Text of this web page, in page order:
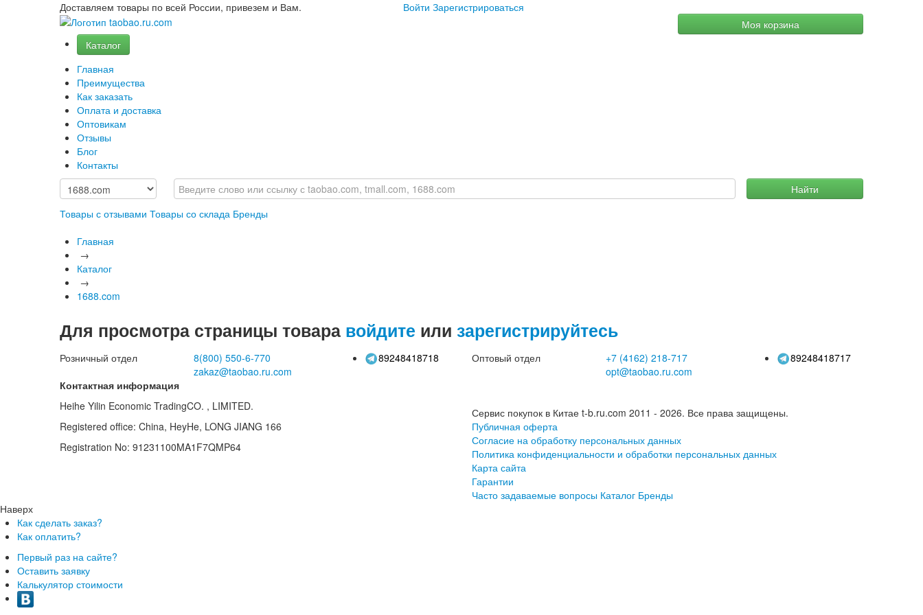
Доставляем товары по всей России, привезем и Вам. Войти Зарегистрироваться
Моя корзина
Каталог
Главная
Преимущества
Как заказать
Оплата и доставка
Оптовикам
Отзывы
Блог
Контакты
Товары с отзывами Товары со склада Бренды
Найти
Главная
→
Каталог
→
1688.com
Для просмотра страницы товара войдите или зарегистрируйтесь
Розничный отдел 8(800) 550-6-770
zakaz@taobao.ru.com
89248418718 Оптовый отдел +7 (4162) 218-717
opt@taobao.ru.com
89248418717
Контактная информация
Heihe Yilin Economic TradingCO. , LIMITED.
Registered office: China, HeyHe, LONG JIANG 166
Registration No: 91231100MA1F7QMP64
Сервис покупок в Китае t-b.ru.com 2011 - 2026. Все права защищены.
Публичная оферта
Согласие на обработку персональных данных
Политика конфиденциальности и обработки персональных данных
Карта сайта
Гарантии
Часто задаваемые вопросы Каталог Бренды
Наверх
Как сделать заказ?
Как оплатить?
Первый раз на сайте?
Оставить заявку
Калькулятор стоимости